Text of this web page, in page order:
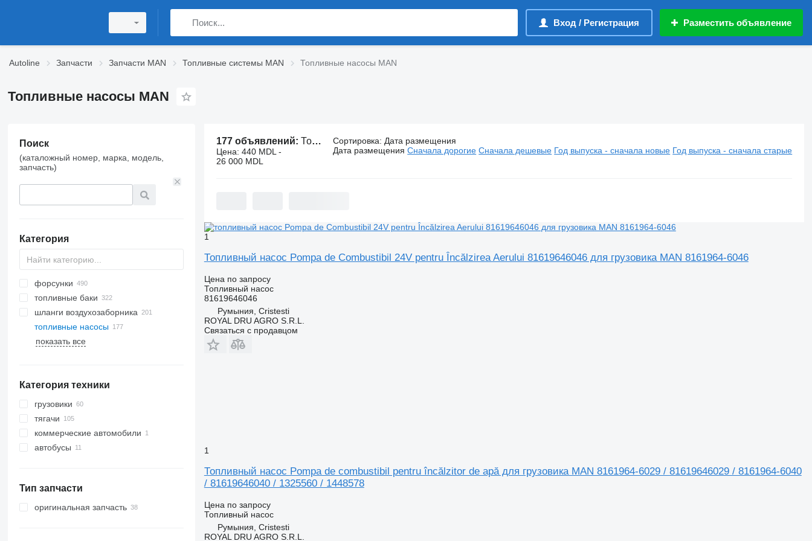
Вход / Регистрация Разместить объявление
Autoline Запчасти Запчасти MAN Топливные системы MAN Топливные насосы MAN
Топливные насосы MAN
Поиск
(каталожный номер, марка, модель,
запчасть)
Категория
форсунки
топливные баки
шланги воздухозаборника
топливные насосы
показать все
Категория техники
грузовики
тягачи
коммерческие автомобили
автобусы
Тип запчасти
оригинальная запчасть
177 объявлений: Топливные насосы MAN
Цена: 440 MDL -
26 000 MDL
Сортировка: Дата размещения
Дата размещения Сначала дорогие Сначала дешевые Год выпуска - сначала новые Год выпуска - сначала старые
1
Топливный насос Pompa de Combustibil 24V pentru Încălzirea Aerului 81619646046 для грузовика MAN 8161964-6046
Цена по запросу
Топливный насос
81619646046
Румыния, Cristesti
ROYAL DRU AGRO S.R.L.
Связаться с продавцом
1
Топливный насос Pompa de combustibil pentru încălzitor de apă для грузовика MAN 8161964-6029 / 81619646029 / 8161964-6040
/ 81619646040 / 1325560 / 1448578
Цена по запросу
Топливный насос
Румыния, Cristesti
ROYAL DRU AGRO S.R.L.